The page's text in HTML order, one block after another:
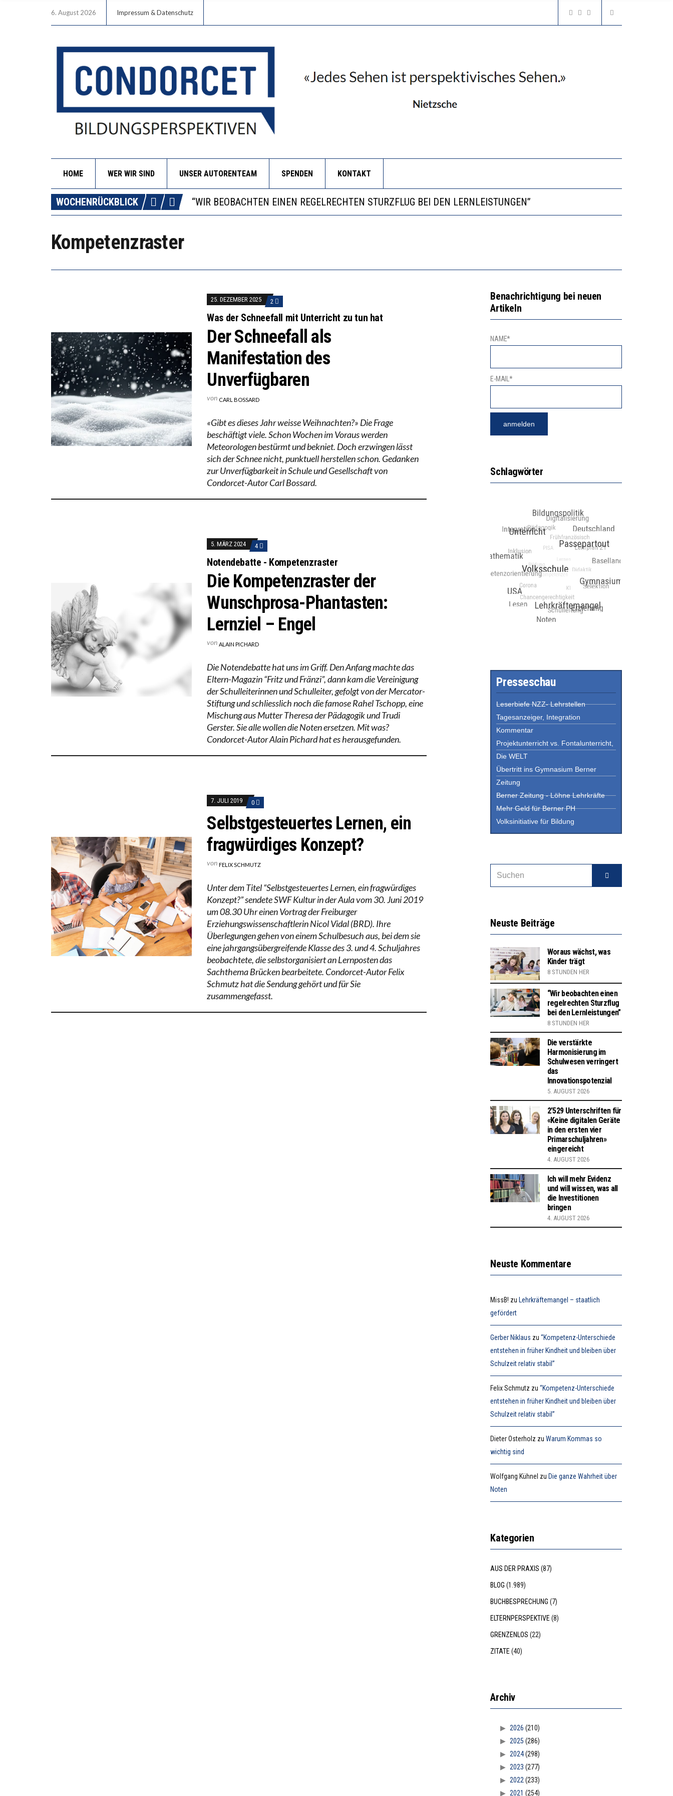
6. August 2026 Impressum & Datenschutz
HOME WER WIR SIND UNSER AUTORENTEAM SPENDEN KONTAKT
WOCHENRÜCKBLICK
ICH WILL MEHR EVIDENZ UND WILL WISSEN, WAS ALL DIE INVESTITIONEN BRINGEN
WORAUS WÄCHST, WAS KINDER TRÄGT
“WIR BEOBACHTEN EINEN REGELRECHTEN STURZFLUG BEI DEN LERNLEISTUNGEN”
DIE VERSTÄRKTE HARMONISIERUNG IM SCHULWESEN VERRINGERT DAS INNOVATIONSPOTENZIAL
Kompetenzraster
25. DEZEMBER 2025 2
Was der Schneefall mit Unterricht zu tun hat
Der Schneefall als
Manifestation des
Unverfügbaren
von CARL BOSSARD
«Gibt es dieses Jahr weisse Weihnachten?» Die Frage
beschäftigt viele. Schon Wochen im Voraus werden
Meteorologen bestürmt und bekniet. Doch erzwingen lässt
sich der Schnee nicht, punktuell herstellen schon. Gedanken
zur Unverfügbarkeit in Schule und Gesellschaft von
Condorcet-Autor Carl Bossard.
5. MÄRZ 2024 4
Notendebatte - Kompetenzraster
Die Kompetenzraster der
Wunschprosa-Phantasten:
Lernziel – Engel
von ALAIN PICHARD
Die Notendebatte hat uns im Griff. Den Anfang machte das
Eltern-Magazin “Fritz und Fränzi”, dann kam die Vereinigung
der Schulleiterinnen und Schulleiter, gefolgt von der Mercator-
Stiftung und schliesslich noch die famose Rahel Tschopp, eine
Mischung aus Mutter Theresa der Pädagogik und Trudi
Gerster. Sie alle wollen die Noten ersetzen. Mit was?
Condorcet-Autor Alain Pichard hat es herausgefunden.
7. JULI 2019 0
Selbstgesteuertes Lernen, ein
fragwürdiges Konzept?
von FELIX SCHMUTZ
Unter dem Titel “Selbstgesteuertes Lernen, ein fragwürdiges
Konzept?” sendete SWF Kultur in der Aula vom 30. Juni 2019
um 08.30 Uhr einen Vortrag der Freiburger
Erziehungswissenschaftlerin Nicol Vidal (BRD). Ihre
Überlegungen gehen von einem Schulbesuch aus, bei dem sie
eine jahrgangsübergreifende Klasse des 3. und 4. Schuljahres
beobachtete, die selbstorganisiert an Lernposten das
Sachthema Brücken bearbeitete. Condorcet-Autor Felix
Schmutz hat die Sendung gehört und für Sie
zusammengefasst.
Benachrichtigung bei neuen
Artikeln
NAME*
E-MAIL*
Schlagwörter
Presseschau
Leserbiefe NZZ- Lehrstellen
Tagesanzeiger, Integration
Kommentar
Projektunterricht vs. Fontalunterricht,
Die WELT
Übertritt ins Gymnasium Berner
Zeitung
Berner Zeitung - Löhne Lehrkräfte
Mehr Geld für Berner PH
Volksinitiative für Bildung
Neuste Beiträge
Woraus wächst, was
Kinder trägt
8 STUNDEN HER
“Wir beobachten einen
regelrechten Sturzflug
bei den Lernleistungen”
8 STUNDEN HER
Die verstärkte
Harmonisierung im
Schulwesen verringert
das
Innovationspotenzial
5. AUGUST 2026
2’529 Unterschriften für
«Keine digitalen Geräte
in den ersten vier
Primarschuljahren»
eingereicht
4. AUGUST 2026
Ich will mehr Evidenz
und will wissen, was all
die Investitionen
bringen
4. AUGUST 2026
Neuste Kommentare
MissB! zu Lehrkräftemangel – staatlich
gefördert
Gerber Niklaus zu“Kompetenz-Unterschiede
entstehen in früher Kindheit und bleiben über
Schulzeit relativ stabil”
Felix Schmutz zu“Kompetenz-Unterschiede
entstehen in früher Kindheit und bleiben über
Schulzeit relativ stabil”
Dieter Osterholz zuWarum Kommas so
wichtig sind
Wolfgang Kühnel zu Die ganze Wahrheit über
Noten
Kategorien
AUS DER PRAXIS (87)
BLOG (1.989)
BUCHBESPRECHUNG (7)
ELTERNPERSPEKTIVE(8)
GRENZENLOS (22)
ZITATE(40)
Archiv
2026 (210)
2025 (286)
2024(298)
2023 (277)
2022(233)
2021 (254)